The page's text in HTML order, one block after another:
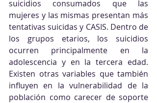
suicidios consumados que las
mujeres y las mismas presentan más
tentativas suicidas y CASIS. Dentro de
los grupos etarios, los suicidios
ocurren principalmente en la
adolescencia y en la tercera edad.
Existen otras variables que también
influyen en la vulnerabilidad de la
población como carecer de soporte